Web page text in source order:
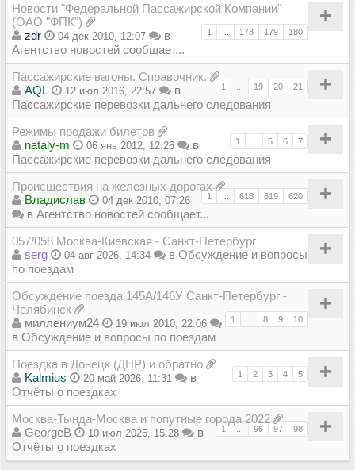
Новости "Федеральной Пассажирской Компании"
(ОАО "ФПК")
1 178 179 180
zdr 04 дек 2010, 12:07
в
Агентство новостей сообщает...
Пассажирские вагоны. Справочник.
1 19 20 21
AQL 12 июл 2016, 22:57
в
Пассажирские перевозки дальнего следования
Режимы продажи билетов
1 5 6 7
nataly-m 06 янв 2012, 12:26
в
Пассажирские перевозки дальнего следования
Происшествия на железных дорогах
1 618 619 620
Владиcлав 04 дек 2010, 07:26
в Агентство новостей сообщает...
057/058 Москва-Киевская - Санкт-Петербург
serg
04 авг 2026, 14:34 в Обсуждение и вопросы
по поездам
Обсуждение поезда 145А/146У Санкт-Петербург -
Челябинск
1 8 9 10
миллениум24 19 июл 2010, 22:06
в Обсуждение и вопросы по поездам
Поездка в Донецк (ДНР) и обратно
1 2 3 4 5
Kalmius 20 май 2026, 11:31
в
Отчёты о поездках
Москва-Тында-Москва и попутные города 2022
1 96 97 98
GeorgeB 10 июл 2025, 15:28
в
Отчёты о поездках